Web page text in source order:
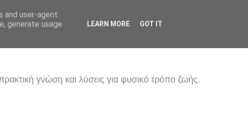
γνώση και λύσεις για φυσικό τρόπο ζωής.
and user-agent
generate usage
LEARN MORE GOT IT